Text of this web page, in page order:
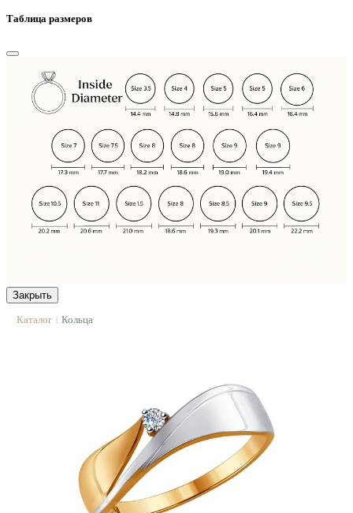
Таблица размеров
Закрыть
Каталог | Кольца